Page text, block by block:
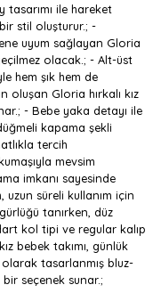
tasarımı ile hareket
stil oluşturur.; -
uyum sağlayan Gloria
olacak.; - Alt-üst
hem şık hem de
Gloria hırkalı kız
- Bebe yaka detayı ile
kapama şekli
tercih
mevsim
imkanı sayesinde
süreli kullanım için
tanırken, düz
kol tipi ve regular kalıp
bebek takımı, günlük
tasarlanmış bluz-
seçenek sunar.;